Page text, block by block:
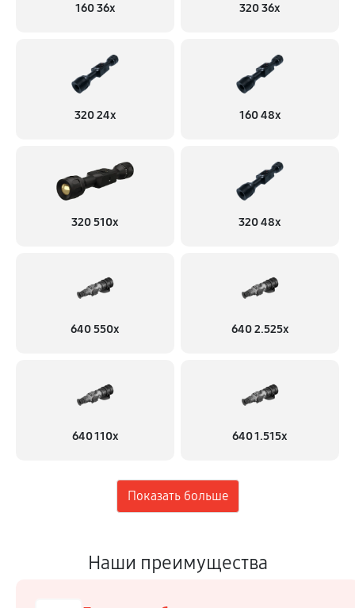
160 36x 320 36x
320 24x 160 48x
320 510x 320 48x
640 550x 640 2.525x
640 110x 640 1.515x
Наши преимущества